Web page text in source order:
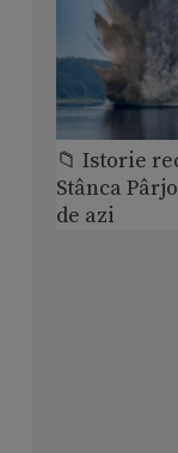
📁 Istorie
Stânca
de azi